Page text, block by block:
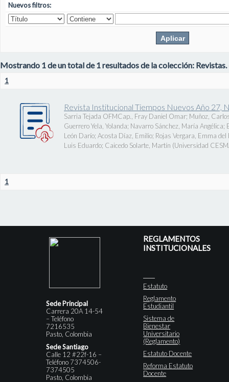
Nuevos filtros:
Mostrando 1 de un total de 1 resultados de la colección: Revistas.
1
Revista Institucional Tiempos Nuevos Año 27,
Sarria Tejada OFMCap., Fray Daniel Omar; Muñoz,
Guerrero Yela, Yolanda; Navarro Sánchez, María Angélica;
León Darío; Acosta Díaz, Emilio; Rojas Vergara, Emma del
Luis Eduardo; Caicedo Solarte, Martín (Universidad
1
Sede Principal
Carrera 20A 14-54
– Teléfono
7216535
Pasto, Colombia
Sede Santiago
Calle 12 #22f-16 –
Teléfono 7374506-
7374505
Pasto, Colombia
REGLAMENTOS
INSTITUCIONALES
Estatuto
Reglamento
Estudiantil
Sistema de
Bienestar
Universitario
(Reglamento)
Estatuto Docente
Reforma Estatuto
Docente